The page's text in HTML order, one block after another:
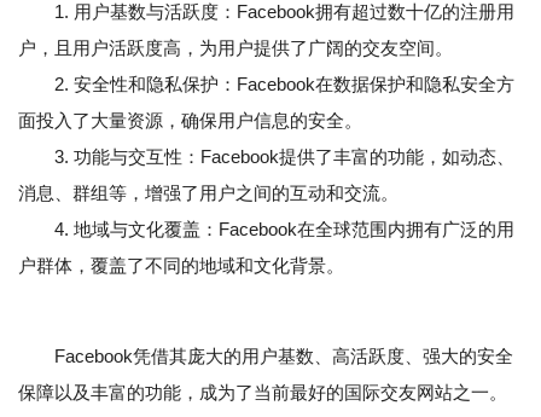
1. 用户基数与活跃度：Facebook拥有超过数十亿的注册用
户，且用户活跃度高，为用户提供了广阔的交友空间。
2. 安全性和隐私保护：Facebook在数据保护和隐私安全方
面投入了大量资源，确保用户信息的安全。
3. 功能与交互性：Facebook提供了丰富的功能，如动态、
消息、群组等，增强了用户之间的互动和交流。
4. 地域与文化覆盖：Facebook在全球范围内拥有广泛的用
户群体，覆盖了不同的地域和文化背景。
Facebook凭借其庞大的用户基数、高活跃度、强大的安全
保障以及丰富的功能，成为了当前最好的国际交友网站之一。